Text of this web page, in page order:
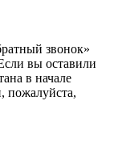
звонок»
вы оставили
в начале
пожалуйста,